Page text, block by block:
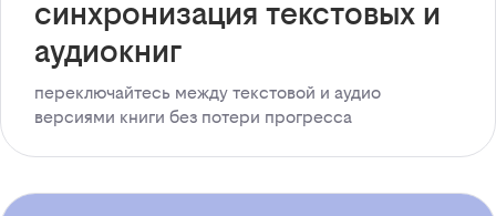
синхронизация текстовых и
аудиокниг
переключайтесь между текстовой и аудио
версиями книги без потери прогресса